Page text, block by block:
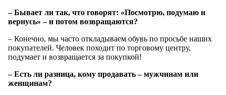
– Бывает ли так, что говорят: «Посмотрю, подумаю и
вернусь» – и потом возвращаются?
– Конечно, мы часто откладываем обувь по просьбе наших
покупателей. Человек походит по торговому центру,
подумает и возвращается за покупкой!
– Есть ли разница, кому продавать – мужчинам или
женщинам?